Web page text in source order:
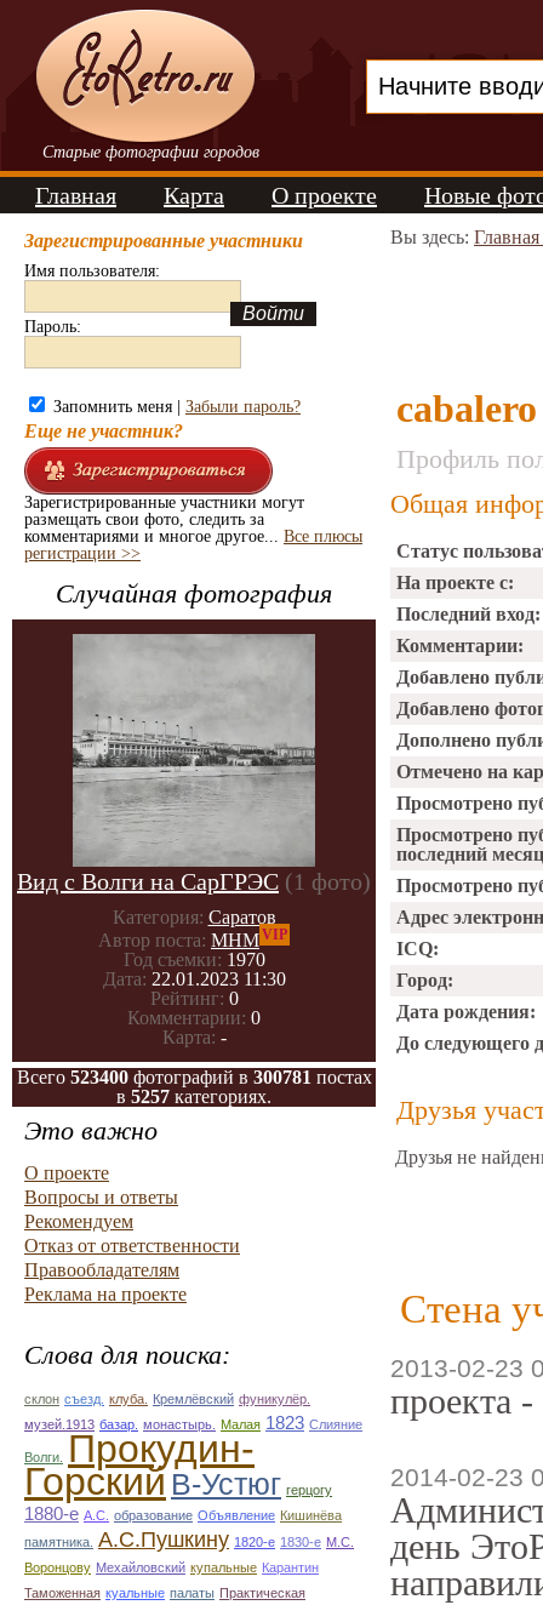
Старые фотографии городов
Главная Карта О проекте Новые
Зарегистрированные участники
Имя пользователя:
Пароль:
Запомнить меня | Забыли пароль?
Еще не участник?
Зарегистрированные участники могут
размещать свои фото, следить за
комментариями и многое другое... Все плюсы
регистрации >>
Случайная фотография
Вид с Волги на СарГРЭС (1 фото)
Категория: Саратов
Автор поста: МНМVIP
Год съемки: 1970
Дата: 22.01.2023 11:30
Рейтинг: 0
Комментарии: 0
Карта: -
Всего 523400фотографий в 300781 постах
в 5257 категориях.
Это важно
О проекте
Вопросы и ответы
Рекомендуем
Отказ от ответственности
Правообладателям
Реклама на проекте
Слова для поиска:
склон съезд. клуба. Кремлёвский фуникулёр.
музей.1913 базар. монастырь. Малая 1823 Слияние
Волги. Прокудин-
Горский В-Устюг герцогу
1880-е А.С. образование Объявление Кишинёва
памятника. А.С.Пушкину 1820-е 1830-е М.С.
Воронцову Мехайловский купальные Карантин
Таможенная куальные палаты Практическая
Вы здесь:
cabalero
Профиль
Общая
Статус
На проекте с:
Последний вход:
Комментарии:
Добавлено
Добавлено
Дополнено
Отмечено на
Просмотрено
Просмотрено
последний
Просмотрено
Адрес
ICQ:
Город:
Дата рождения:
До следующего
Друзья
Друзья не
Стена
2013-02-23
проекта
2014-02-23
день